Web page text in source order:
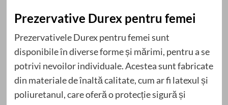
Prezervative Durex pentru femei
Prezervativele Durex pentru femei sunt
disponibile în diverse forme și mărimi, pentru a se
potrivi nevoilor individuale. Acestea sunt fabricate
din materiale de înaltă calitate, cum ar fi latexul și
poliuretanul, care oferă o protecție sigură și